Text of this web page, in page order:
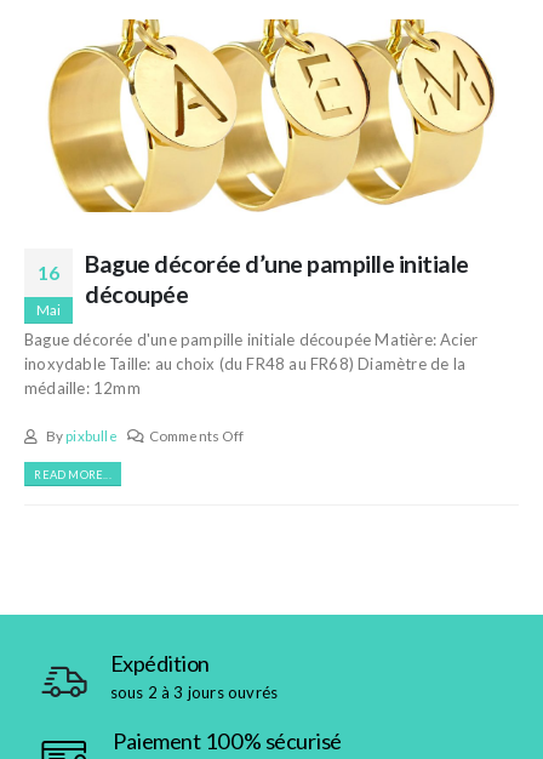
16
Mai
Bague décorée d’une pampille initiale
découpée
Bague décorée d'une pampille initiale découpée Matière: Acier
inoxydable Taille: au choix (du FR48 au FR68) Diamètre de la
médaille: 12mm
Bypixbulle Comments Off
READ MORE...
Expédition
sous 2 à 3 jours ouvrés
Paiement 100% sécurisé